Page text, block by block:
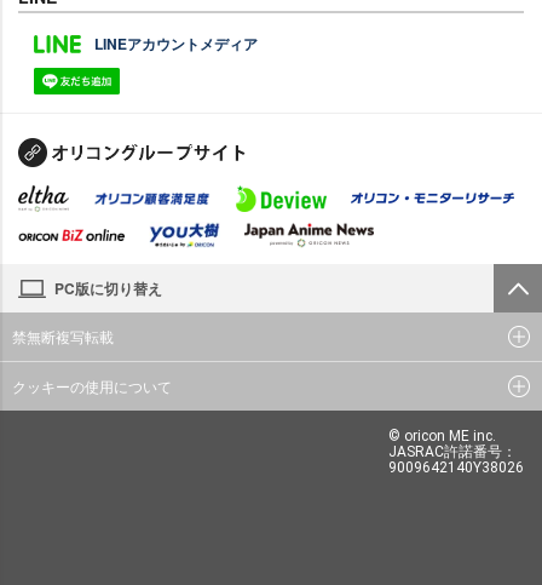
LINEアカウントメディア
PC版に切り替え
禁無断複写転載
クッキーの使用について
© oricon ME inc.
JASRAC許諾番号：
9009642140Y38026